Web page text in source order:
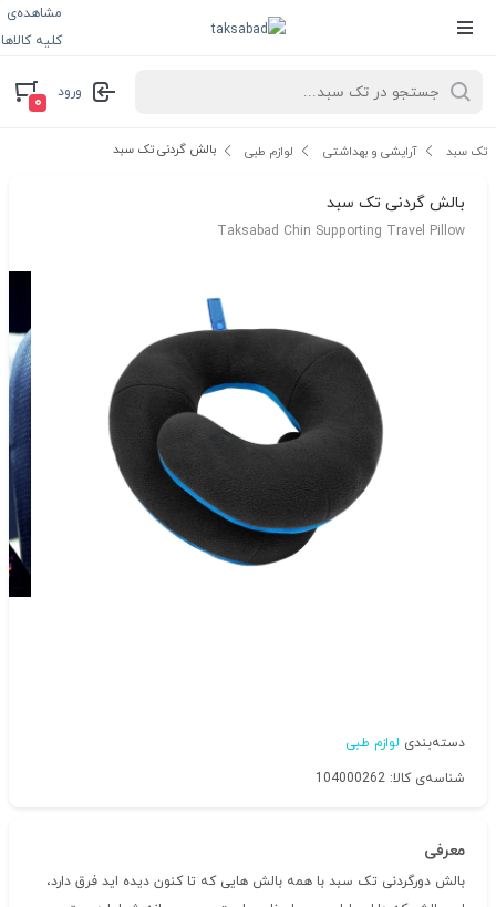
مشاهده‌ی
کلیه کالاها
ورود
۰
تک سبد آرایشی و بهداشتی لوازم طبی بالش گردنی تک سبد
بالش گردنی تک سبد
Taksabad Chin Supporting Travel Pillow
دسته‌بندی لوازم طبی
شناسه‌ی کالا: 104000262
معرفی
بالش دورگردنی تک سبد با همه بالش هایی که تا کنون دیده اید فرق دارد،